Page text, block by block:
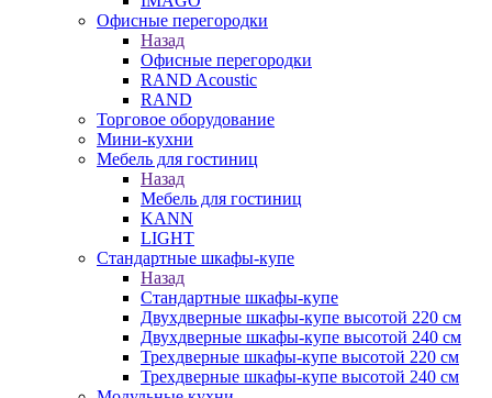
Офисные перегородки
Назад
Офисные перегородки
RAND Acoustic
RAND
Торговое оборудование
Мини-кухни
Мебель для гостиниц
Назад
Мебель для гостиниц
KANN
LIGHT
Стандартные шкафы-купе
Назад
Стандартные шкафы-купе
Двухдверные шкафы-купе высотой 220 см
Двухдверные шкафы-купе высотой 240 см
Трехдверные шкафы-купе высотой 220 см
Трехдверные шкафы-купе высотой 240 см